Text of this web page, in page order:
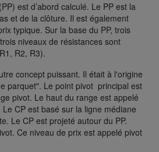
est d’abord calculé. Le PP est la
et de la clôture. Il est également
typique. Sur la base du PP, trois
niveaux de résistances sont
R2, R3).
concept puissant. Il était à l'origine
parquet". Le point pivot principal est
pivot. Le haut du range est appelé
CP est basé sur la ligne médiane
Le CP est projeté autour du PP.
Ce niveau de prix est appelé pivot